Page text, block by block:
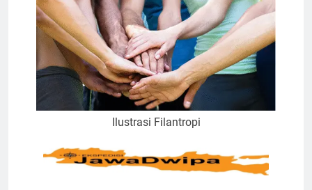
Ilustrasi Filantropi